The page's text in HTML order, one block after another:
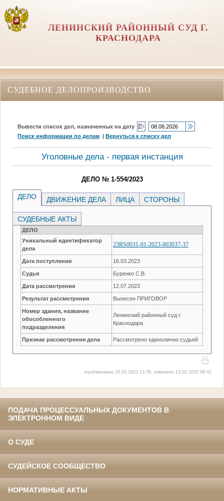
ЛЕНИНСКИЙ РАЙОННЫЙ СУД Г.
КРАСНОДАРА
СУДЕБНОЕ ДЕЛОПРОИЗВОДСТВО
Вывести список дел, назначенных на дату
Поиск информации по делам |Вернуться к списку дел
Уголовные дела - первая инстанция
ДЕЛО № 1-554/2023
ДЕЛО ДВИЖЕНИЕ ДЕЛА ЛИЦА СТОРОНЫ
СУДЕБНЫЕ АКТЫ
ДЕЛО
Уникальный идентификатор
дела
23RS0031-01-2023-003037-37
Дата поступления 16.03.2023
Судья Буренко С.В.
Дата рассмотрения 12.07.2023
Результат рассмотрения Вынесен ПРИГОВОР
Номер здания, название
обособленного
подразделения
Ленинский районный суд г.
Краснодара
Признак рассмотрения дела Рассмотрено единолично судьей
опубликовано 16.03.2023 13:56, изменено 13.02.2025 08:41
ПОДАЧА ПРОЦЕССУАЛЬНЫХ ДОКУМЕНТОВ В
ЭЛЕКТРОННОМ ВИДЕ
О СУДЕ
СУДЕЙСКОЕ СООБЩЕСТВО
НОРМАТИВНЫЕ АКТЫ